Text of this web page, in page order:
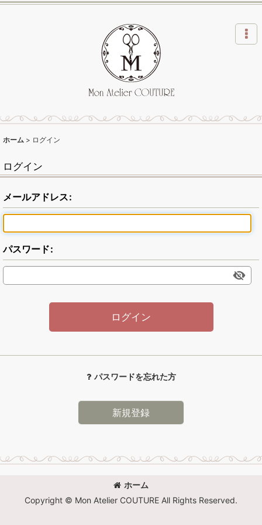
ホーム > ログイン
ログイン
メールアドレス:
パスワード:
ログイン
パスワードを忘れた方
新規登録
ホーム
Copyright © Mon Atelier COUTURE All Rights Reserved.